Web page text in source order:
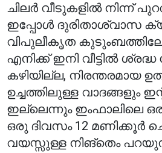
ചിലർ വീടുകളിൽ നിന്ന്
ഇപ്പോൾ ദുരിതാശ്വാസ
വിപുലീകൃത
എനിക്ക് ഇനി വീട്ടിൽ ശ്രദ്ധ
കഴിയില്ല, നിരന്തരമായ
ഉച്ചത്തിലുള്ള വാദങ്ങളും
ഇല്ലെന്നും ഇംഫാലിലെ
ഒരു ദിവസം 12 മണിക്കൂർ
വയസ്സുള്ള നിങ്‌തെം